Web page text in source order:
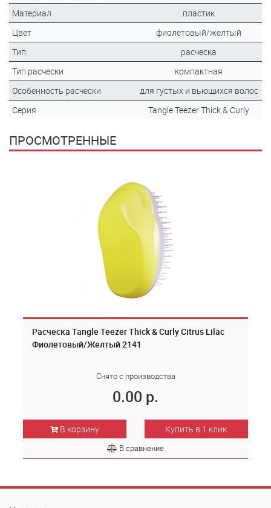
Материал
пластик
Цвет
фиолетовый/желтый
Тип
расческа
Тип расчески
компактная
Особенность расчески
для густых и вьющихся волос
Серия
Tangle Teezer Thick & Curly
ПРОСМОТРЕННЫЕ
Расческа Tangle Teezer Thick & Curly Citrus Lilac
Фиолетовый/Желтый 2141
Снято с производства
0.00 р.
В корзину Купить в 1 клик
В сравнение